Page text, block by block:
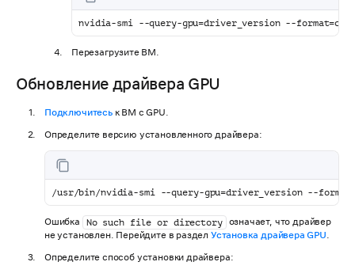
nvidia-smi --query-gpu=driver_version --
Перезагрузите ВМ.
Обновление драйвера GPU
Подключитеськ ВМ с GPU.
Определите версию установленного драйвера:
/usr/bin/nvidia-smi --query-gpu=driver_version --
Ошибка No such file or directory означает, что драйвер
не установлен. Перейдите в раздел Установка драйвера GPU.
Определите способ установки драйвера: